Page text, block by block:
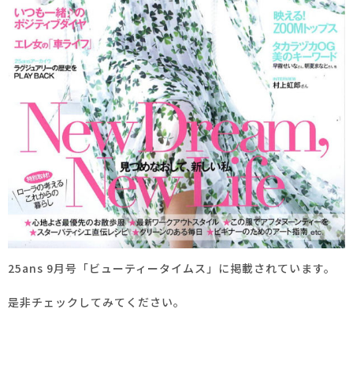
25ans 9月号「ビューティータイムス」に掲載されています。
是非チェックしてみてください。